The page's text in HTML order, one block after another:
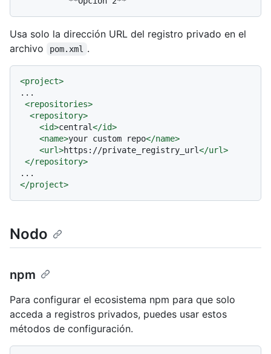
Usa solo la dirección URL del registro privado en el
archivo
pom.xml .
<project>
...
<repositories>
<repository>
<id>central</id>
<name>your custom repo</name>
<url>https://private_registry_url</url>
</repository>
</project>
Nodo
npm
Para configurar el ecosistema npm para que solo
acceda a registros privados, puedes usar estos
métodos de configuración.